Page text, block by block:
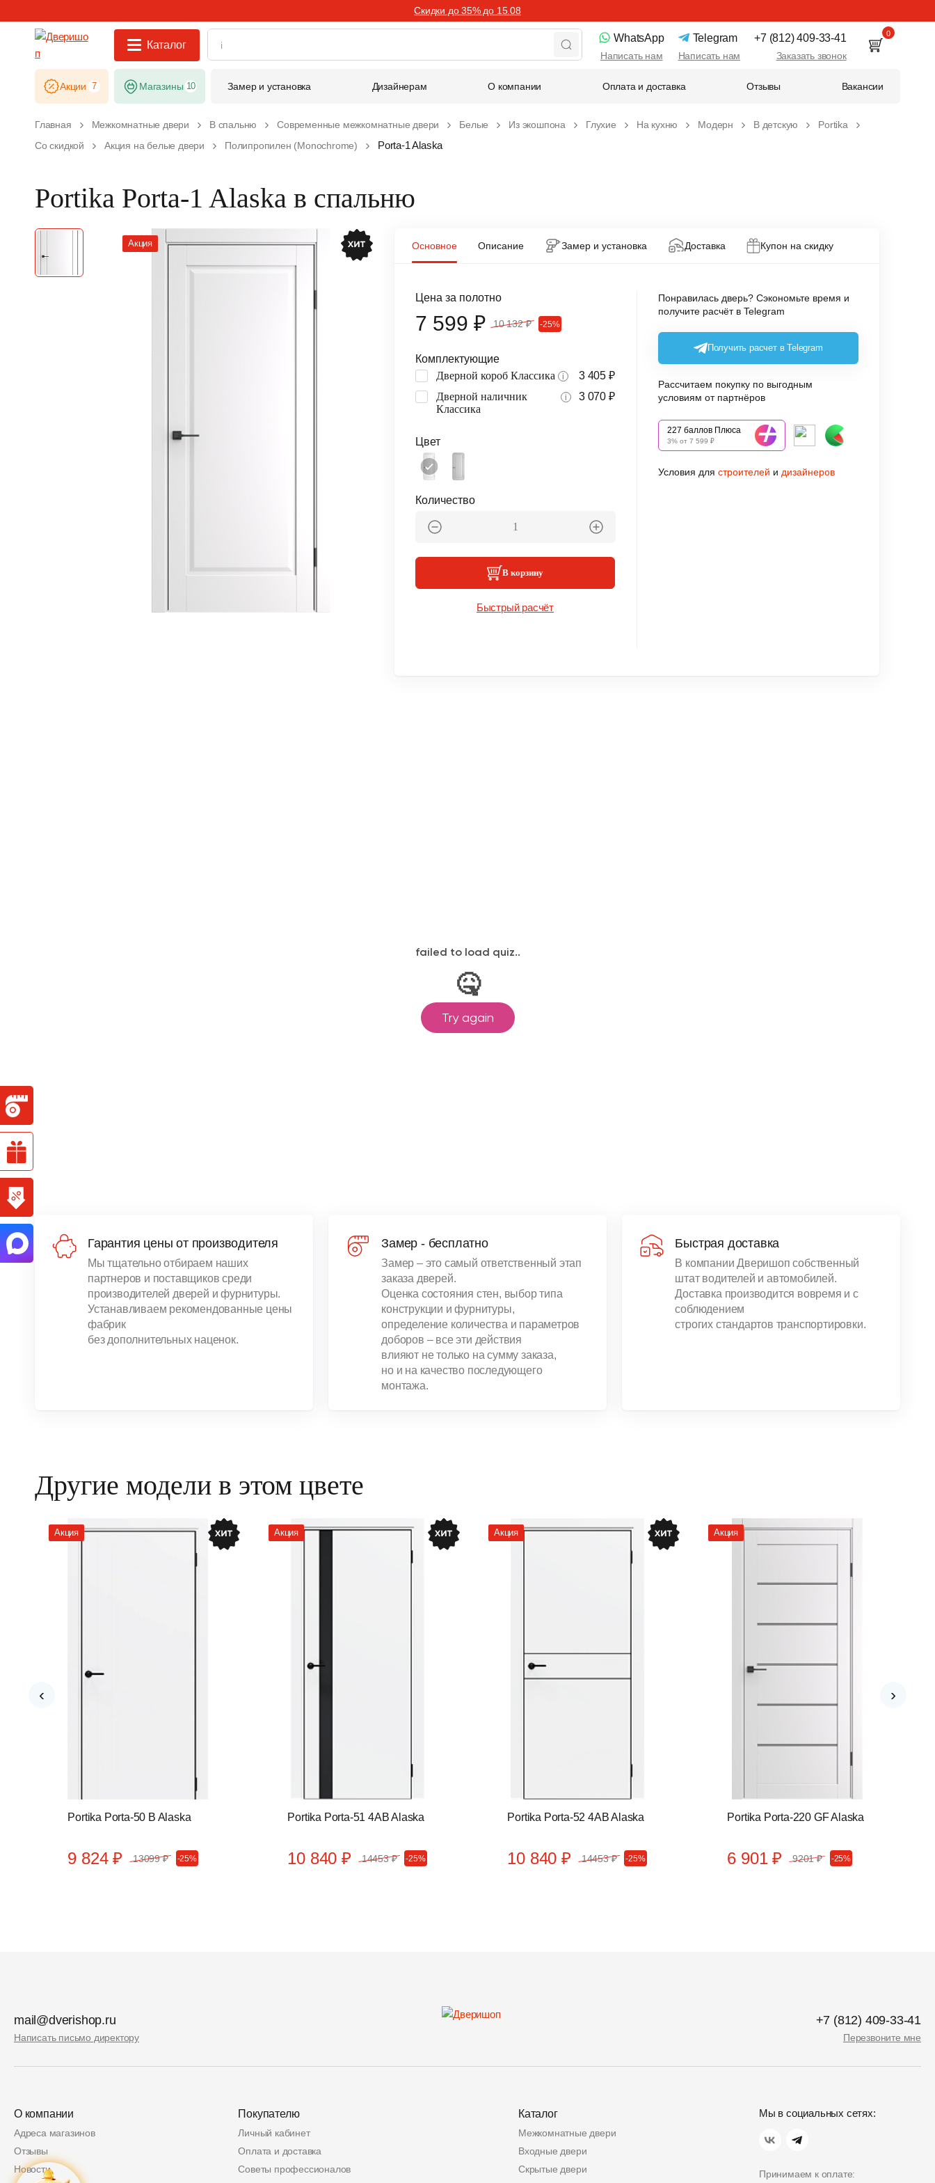
Скидки до 35% до 15.08
Каталог
WhatsApp
Написать нам
Telegram
Написать нам
+7 (812) 409-33-41
Заказать звонок
0
Акции 7 Магазины 10 Замер и установка Дизайнерам О компании Оплата и доставка Отзывы Вакансии
Главная Межкомнатные двери В спальню Современные межкомнатные двери Белые Из экошпона Глухие На кухню Модерн В детскую
Portika
Со скидкой
Акция на белые двери Полипропилен (Monochrome) Porta-1 Alaska
Portika Porta-1 Alaska в спальню
Акция Основное Описание Замер и установка Доставка Купон на скидку
Комплектующие
Дверной короб Классика
i
3 405 ₽
Дверной наличник
Классика
i 3 070 ₽
Цвет
Количество
Цена за полотно
7 599 ₽ 10 132 ₽ -25%
В корзину
Быстрый расчёт
Понравилась дверь? Сэкономьте время и
получите расчёт в Telegram
Получить расчет в Telegram
Рассчитаем покупку по выгодным
условиям от партнёров
227 баллов Плюса
3% от 7 599 ₽
Условия для строителей и дизайнеров
Гарантия цены от производителя
Мы тщательно отбираем наших
партнеров и поставщиков среди
производителей дверей и фурнитуры.
Устанавливаем рекомендованные цены
фабрик
без дополнительных наценок.
Замер - бесплатно
Замер – это самый ответственный этап
заказа дверей.
Оценка состояния стен, выбор типа
конструкции и фурнитуры,
определение количества и параметров
доборов – все эти действия
влияют не только на сумму заказа,
но и на качество последующего
монтажа.
Быстрая доставка
В компании Дверишоп собственный
штат водителей и автомобилей.
Доставка производится вовремя и с
соблюдением
строгих стандартов транспортировки.
Другие модели в этом цвете
Акция
Portika Porta-50 B Alaska
9 824 ₽ 13099 ₽ -25%
Акция
Portika Porta-51 4AB Alaska
10 840 ₽ 14453 ₽ -25%
Акция
Portika Porta-52 4AB Alaska
10 840 ₽ 14453 ₽ -25%
Акция
Portika Porta-220 GF Alaska
6 901 ₽ 9201 ₽ -25%
‹ ›
mail@dverishop.ru
Написать письмо директору
+7 (812) 409-33-41
Перезвоните мне
О компании
Адреса магазинов
Отзывы
Новости
Покупателю
Личный кабинет
Оплата и доставка
Советы профессионалов
Каталог
Межкомнатные двери
Входные двери
Скрытые двери
Мы в социальных сетях:
Принимаем к оплате: